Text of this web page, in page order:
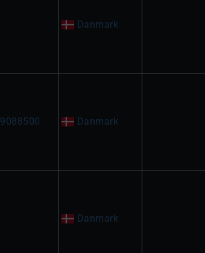
Danmark
9088500 Danmark
Danmark